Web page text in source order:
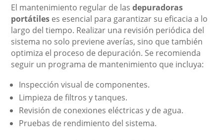
El mantenimiento regular de lasdepuradoras
portátiles es esencial para garantizar su eficacia a lo
largo del tiempo. Realizar una revisión periódica del
sistema no solo previene averías, sino que también
optimiza el proceso de depuración. Se recomienda
seguir un programa de mantenimiento que incluya:
Inspección visual de componentes.
Limpieza de filtros y tanques.
Revisión de conexiones eléctricas y de agua.
Pruebas de rendimiento del sistema.